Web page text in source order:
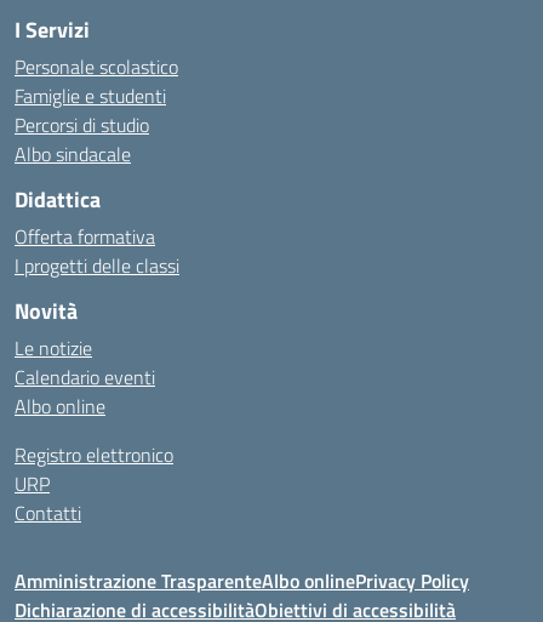
I Servizi
Personale scolastico
Famiglie e studenti
Percorsi di studio
Albo sindacale
Didattica
Offerta formativa
I progetti delle classi
Novità
Le notizie
Calendario eventi
Albo online
Registro elettronico
URP
Contatti
Amministrazione TrasparenteAlbo onlinePrivacy Policy
Dichiarazione di accessibilitàObiettivi di accessibilità